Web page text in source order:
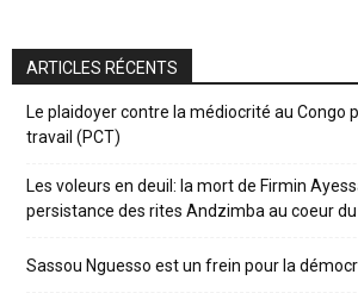
ARTICLES RÉCENTS
Le plaidoyer contre la médiocrité au Congo
travail (PCT)
Les voleurs en deuil: la mort de Firmin
persistance des rites Andzimba au coeur
Sassou Nguesso est un frein pour la